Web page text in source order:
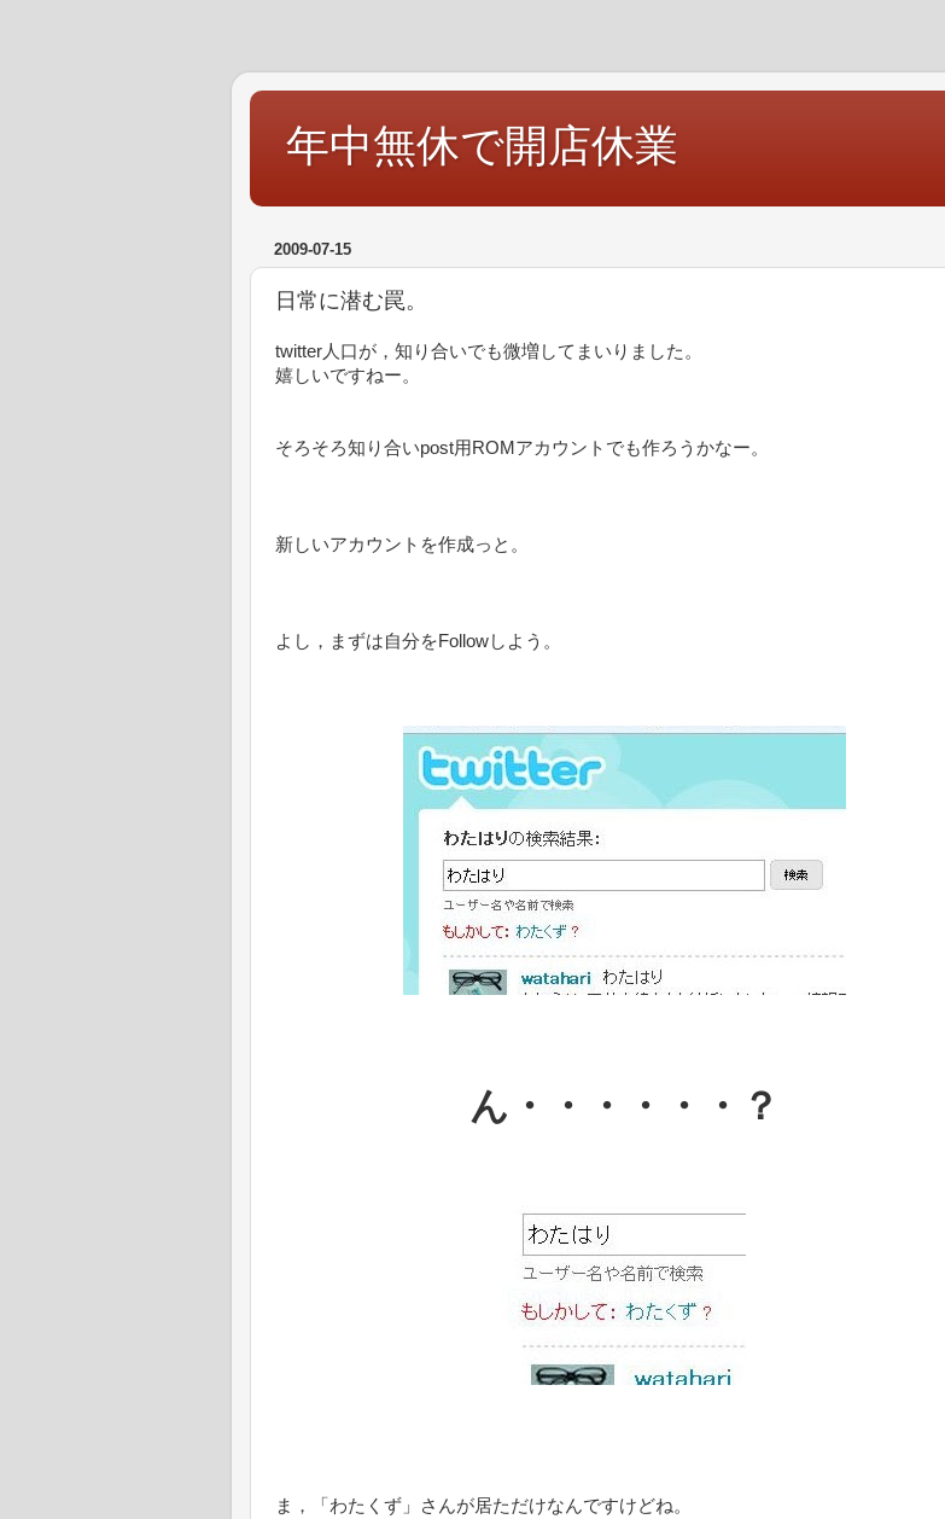
年中無休で開店休業
2009-07-15
日常に潜む罠。
twitter人口が，知り合いでも微増してまいりました。
嬉しいですねー。
そろそろ知り合いpost用ROMアカウントでも作ろうかなー。
新しいアカウントを作成っと。
よし，まずは自分をFollowしよう。
ん・・・・・・？
ま，「わたくず」さんが居ただけなんですけどね。